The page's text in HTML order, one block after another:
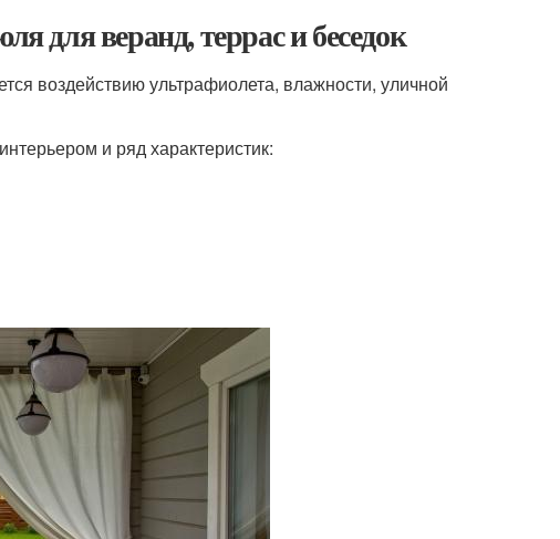
для веранд, террас и беседок
воздействию ультрафиолета, влажности, уличной
и ряд характеристик: